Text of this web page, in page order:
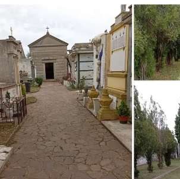
CULTURA
ECONOMIA E LAVORO
EVENTI
SPORT
Streaming
LAC TV